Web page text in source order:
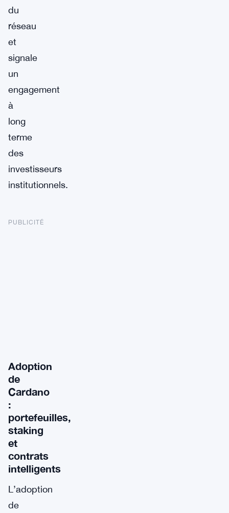
du
réseau
et
signale
un
engagement
à
long
terme
des
investisseurs
institutionnels.
PUBLICITÉ
Adoption
de
Cardano
:
portefeuilles,
staking
et
contrats
intelligents
L’adoption
de